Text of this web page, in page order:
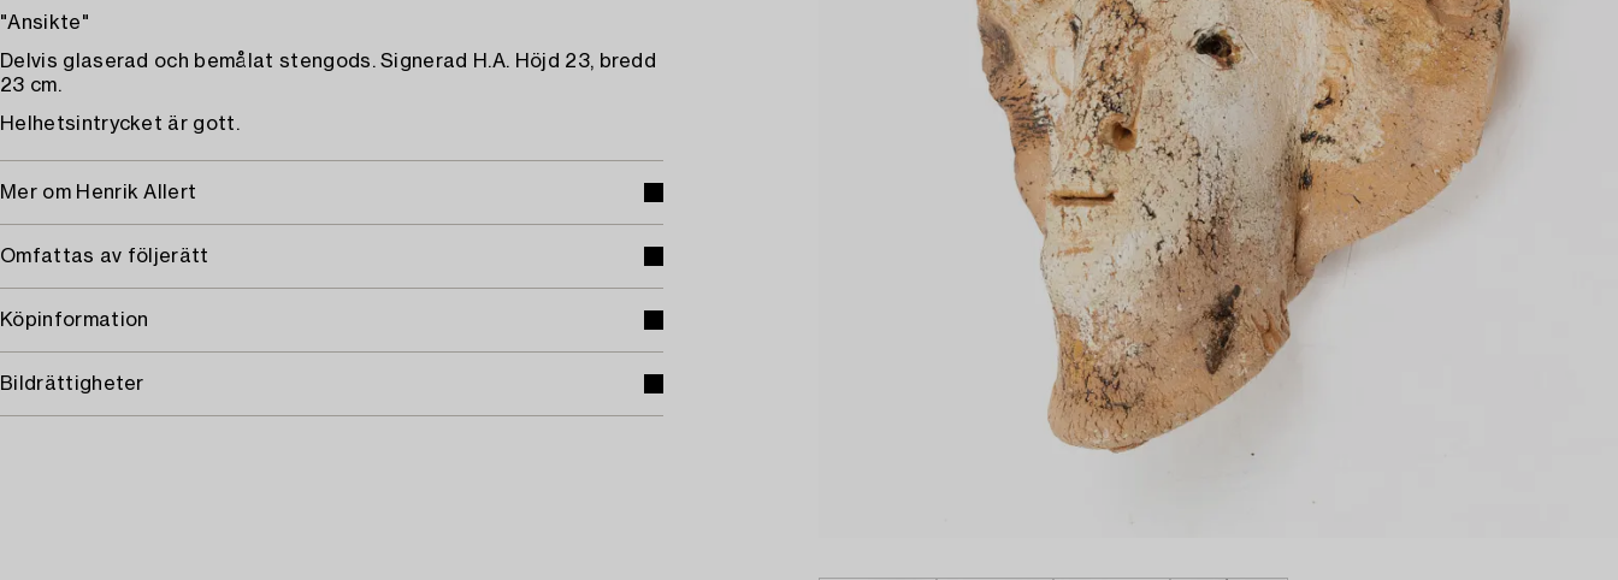
"Ansikte"
Delvis glaserad och bemålat stengods. Signerad H.A. Höjd 23, bredd
23 cm.
Helhetsintrycket är gott.
Mer om Henrik Allert
Omfattas av följerätt
Köpinformation
Bildrättigheter